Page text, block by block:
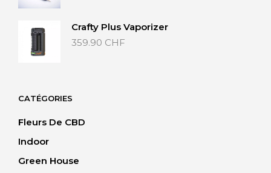
Crafty Plus Vaporizer
359.90 CHF
CATÉGORIES
Fleurs De CBD
Indoor
Green House